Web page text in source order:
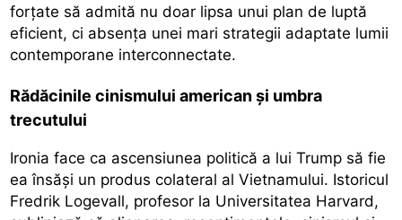
forțate să admită nu doar lipsa unui plan de luptă
eficient, ci absența unei mari strategii adaptate lumii
contemporane interconnectate.
Rădăcinile cinismului american și umbra
trecutului
Ironia face ca ascensiunea politică a lui Trump să fie
ea însăși un produs colateral al Vietnamului. Istoricul
Fredrik Logevall, profesor la Universitatea Harvard,